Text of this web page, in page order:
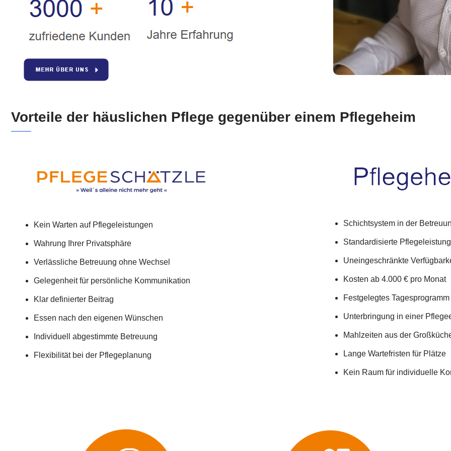
Vorteile der häuslichen Pflege gegenüber einem Pflegeheim
Kein Warten auf Pflegeleistungen
Wahrung Ihrer Privatsphäre
Verlässliche Betreuung ohne Wechsel
Gelegenheit für persönliche Kommunikation
Klar definierter Beitrag
Essen nach den eigenen Wünschen
Individuell abgestimmte Betreuung
Flexibilität bei der Pflegeplanung
Schichtsystem in der
Standardisierte
Uneingeschränkte
Kosten ab 4.000 € pro Monat
Festgelegtes Tagesprogramm
Unterbringung in einer
Mahlzeiten aus der
Lange Wartefristen für Plätze
Kein Raum für individuelle